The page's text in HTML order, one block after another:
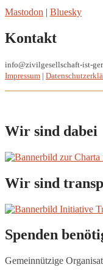
Mastodon | Bluesky
Kontakt
info@zivilgesellschaft-ist-
Impressum |
Wir sind dabei
Wir sind
Spenden
Gemeinnützige